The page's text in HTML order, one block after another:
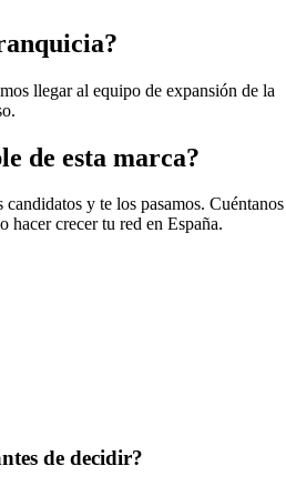
llegar al equipo de expansión de la
de esta marca?
y te los pasamos. Cuéntanos
hacer crecer tu red en España.
de decidir?